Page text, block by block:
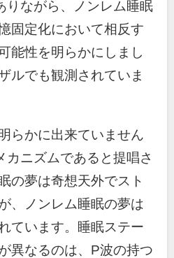
りながら、ノンレム睡眠
固定化において相反す
能性を明らかにしまし
ルでも観測されていま
らかに出来ていません
カニズムであると提唱さ
の夢は奇想天外でスト
、ノンレム睡眠の夢は
ています。睡眠ステー
異なるのは、 P波の持つ